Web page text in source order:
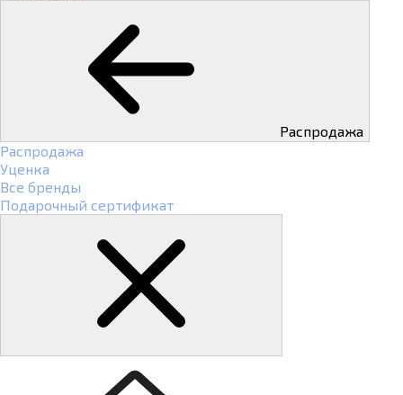
Распродажа
Распродажа
Уценка
Все бренды
Подарочный сертификат